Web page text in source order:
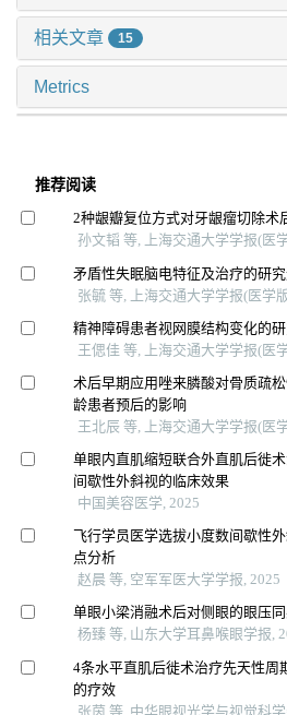
相关文章 15
Metrics
推荐阅读
2种龈瓣复位方式对牙龈瘤切除术
孙文韬 等, 上海交通大学学报(医
矛盾性失眠脑电特征及治疗的研
张毓 等, 上海交通大学学报(医学
精神障碍患者视网膜结构变化的
王偲佳 等, 上海交通大学学报(医
术后早期应用唑来膦酸对骨质疏
龄患者预后的影响
王北辰 等, 上海交通大学学报(医
单眼内直肌缩短联合外直肌后徙
间歇性外斜视的临床效果
中国美容医学, 2025
飞行学员医学选拔小度数间歇性
点分析
赵晨 等, 空军军医大学学报, 2025
单眼小梁消融术后对侧眼的眼压
杨臻 等, 山东大学耳鼻喉眼学报,
4条水平直肌后徙术治疗先天性周
的疗效
张茵 等, 中华眼视光学与视觉科